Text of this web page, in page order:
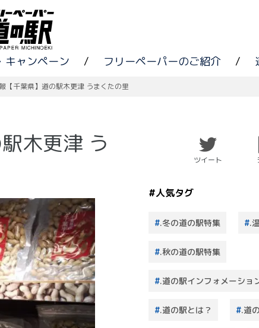
キャンペーン / フリーペーパーのご紹介 /
【千葉県】道の駅木更津 うまくたの里
木更津 う
ツイート
#人気タグ
.冬の道の駅特集 .
.秋の道の駅特集
.道の駅インフォメーショ
.道の駅とは？ .道